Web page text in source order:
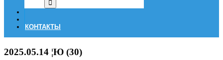
КОНТАКТЫ
2025.05.14 ¦Ю (30)